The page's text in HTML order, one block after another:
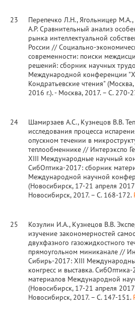
23
Перепечко Л.Н., Ягольницер
А.Р. Сравнительный анализ
рынка интеллектуальной
России // Социально-
современности: поиски
решений: сборник научных
Международной конференции
Кондратьевские чтения"
2016 г.). - Москва, 2017. – С. 270-
24
Шамирзаев А.С., Кузнецов В.В.
исследования процесса
опускном течении в
теплообменнике // Интерэкспо
ХIII Международные научный
СибОптика-2017: сборник
Международной научной
(Новосибирск, 17-21 апреля 2017
Новосибирск, 2017. – С. 168-172.
25
Козулин И.А., Кузнецов В.В.
изучение закономерностей
двухфазного газожидкостного
прямоугольном миниканале //
Сибирь-2017: ХIII
конгресс и выставка.
материалов Международной
(Новосибирск, 17-21 апреля 2017
Новосибирск, 2017. – С. 147-151.